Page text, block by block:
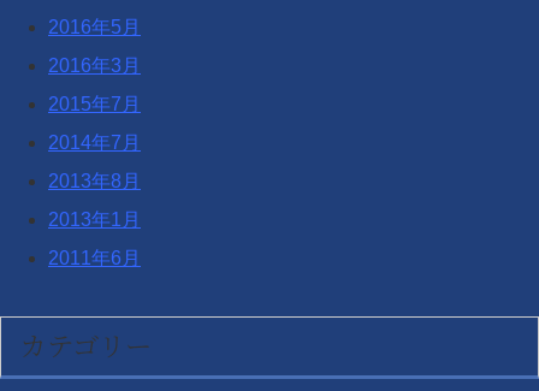
2016年5月
2016年3月
2015年7月
2014年7月
2013年8月
2013年1月
2011年6月
カテゴリー